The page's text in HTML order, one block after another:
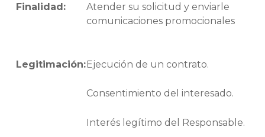
Finalidad:
Atender su solicitud y enviarle
comunicaciones promocionales
Legitimación:Ejecución de un contrato.
Consentimiento del interesado.
Interés legítimo del Responsable.